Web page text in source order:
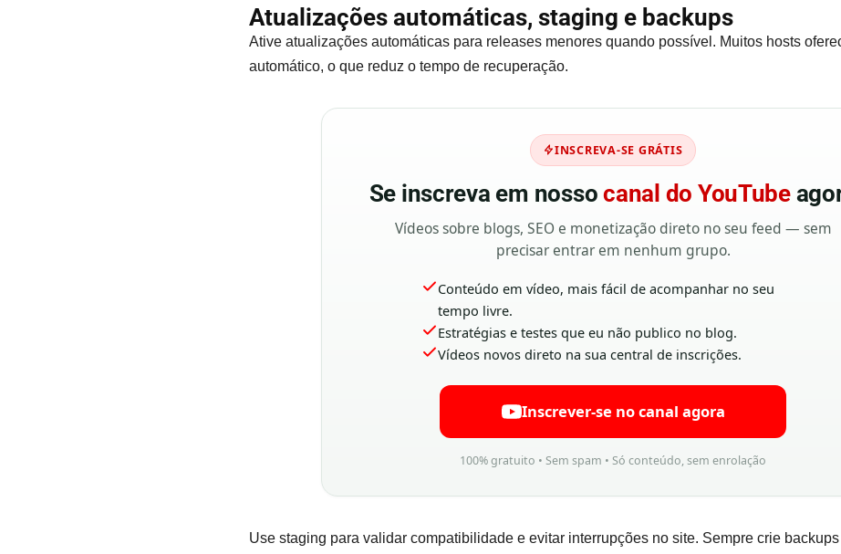
Atualizações automáticas, staging e backups
Ative atualizações automáticas para releases menores quando possível. Muitos hosts
automático, o que reduz o tempo de recuperação.
INSCREVA-SE GRÁTIS
Se inscreva em nossocanal do YouTube
Vídeos sobre blogs, SEO e monetização direto no seu feed — sem
precisar entrar em nenhum grupo.
Conteúdo em vídeo, mais fácil de acompanhar no seu
tempo livre.
Estratégias e testes que eu não publico no blog.
Vídeos novos direto na sua central de inscrições.
Inscrever-se no canal agora
100% gratuito • Sem spam • Só conteúdo, sem enrolação
Use staging para validar compatibilidade e evitar interrupções no site. Sempre crie